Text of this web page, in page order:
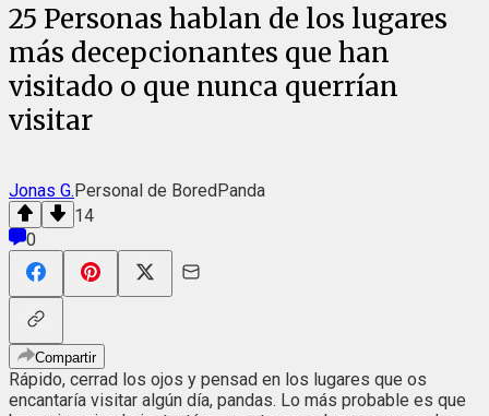
25 Personas hablan de los lugares
más decepcionantes que han
visitado o que nunca querrían
visitar
Jonas G.Personal de BoredPanda
14
0
Compartir
Rápido, cerrad los ojos y pensad en los lugares que os
encantaría visitar algún día, pandas. Lo más probable es que